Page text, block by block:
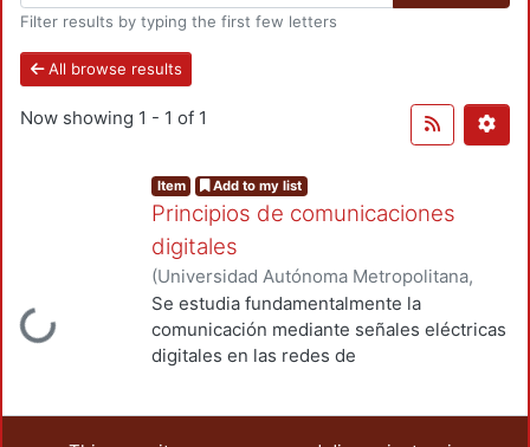
Filter results by typing the first few letters
All browse results
Now showing 1 - 1 of 1
Loading...
Item Add to my list
Principios de comunicaciones
digitales
(Universidad Autónoma Metropolitana,
Unidad Azcapotzalco, División de Ciencias
Básicas e Ingeniería, Departamento de
Electrónica, 1999)Viveros Talavera, José
Se estudia fundamentalmente la
comunicación mediante señales eléctricas
digitales en las redes de